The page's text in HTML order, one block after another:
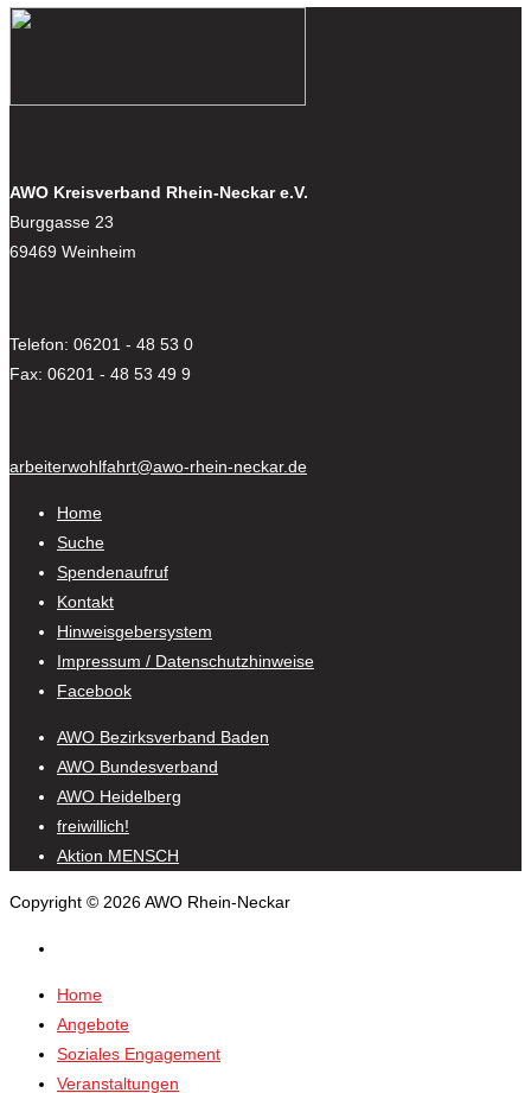
AWO Kreisverband Rhein-Neckar e.V.
Burggasse 23
69469 Weinheim
Telefon: 06201 - 48 53 0
Fax: 06201 - 48 53 49 9
arbeiterwohlfahrt@awo-rhein-neckar.de
Home
Suche
Spendenaufruf
Kontakt
Hinweisgebersystem
Impressum / Datenschutzhinweise
Facebook
AWO Bezirksverband Baden
AWO Bundesverband
AWO Heidelberg
freiwillich!
Aktion MENSCH
Copyright © 2026 AWO Rhein-Neckar
Home
Angebote
Soziales Engagement
Veranstaltungen